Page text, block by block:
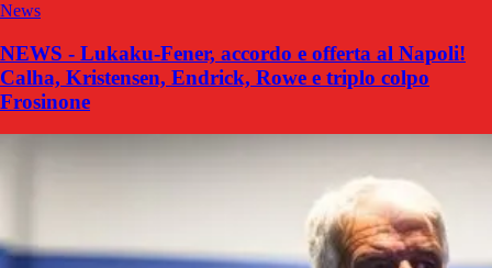
News
NEWS - Lukaku-Fener, accordo e offerta al Napoli!
Calha, Kristensen, Endrick, Rowe e triplo colpo
Frosinone